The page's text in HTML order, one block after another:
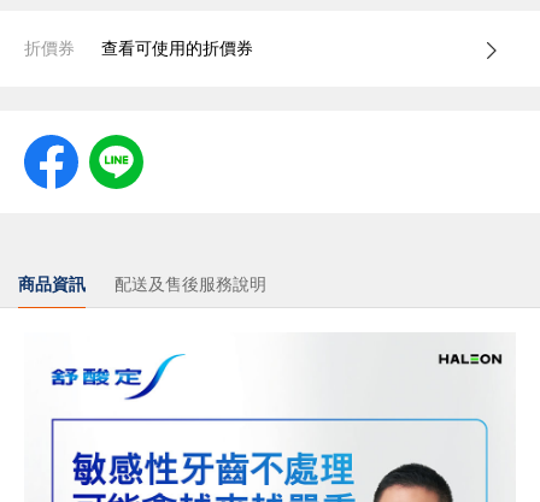
折價券 查看可使用的折價券
商品資訊 配送及售後服務說明